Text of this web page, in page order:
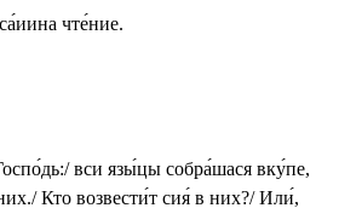
чте́ние.
вси язы́цы собра́шася вку́пе,
Кто возвести́т сия́ в них?/ Или́,